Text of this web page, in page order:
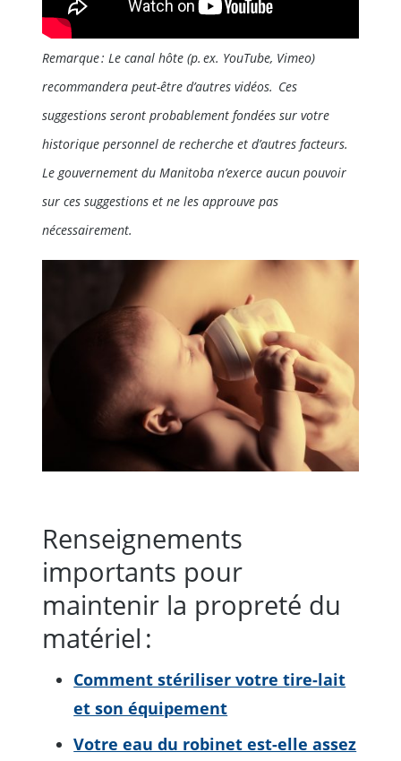
Remarque : Le canal hôte (p. ex. YouTube, Vimeo)
recommandera peut-être d’autres vidéos. Ces
suggestions seront probablement fondées sur votre
historique personnel de recherche et d’autres facteurs.
Le gouvernement du Manitoba n’exerce aucun pouvoir
sur ces suggestions et ne les approuve pas
nécessairement.
Renseignements
importants pour
maintenir la propreté du
matériel :
Comment stériliser votre tire-lait
et son équipement
Votre eau du robinet est-elle assez